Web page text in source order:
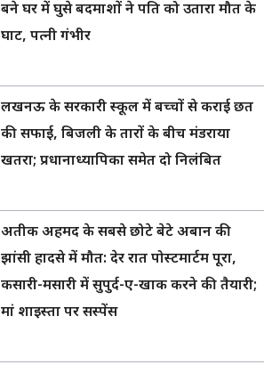
बने घर में घुसे बदमाशों ने पति को उतारा मौत के
घाट, पत्नी गंभीर
लखनऊ के सरकारी स्कूल में बच्चों से कराई छत
की सफाई, बिजली के तारों के बीच मंडराया
खतरा; प्रधानाध्यापिका समेत दो निलंबित
अतीक अहमद के सबसे छोटे बेटे अबान की
झांसी हादसे में मौत: देर रात पोस्टमार्टम पूरा,
कसारी-मसारी में सुपुर्द-ए-खाक करने की तैयारी;
मां शाइस्ता पर सस्पेंस